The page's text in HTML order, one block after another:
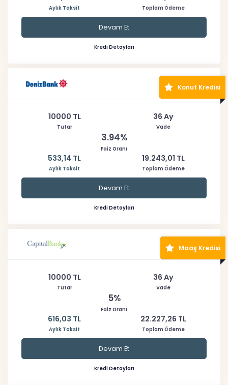
Aylık Taksit Toplam Ödeme
Devam Et
Kredi Detayları
Konut Kredisi
10000 TL
Tutar
36 Ay
Vade
3.94%
Faiz Oranı
533,14 TL
Aylık Taksit
19.243,01 TL
Toplam Ödeme
Devam Et
Kredi Detayları
Maaş Kredisi
10000 TL
Tutar
36 Ay
Vade
5%
Faiz Oranı
616,03 TL
Aylık Taksit
22.227,26 TL
Toplam Ödeme
Devam Et
Kredi Detayları